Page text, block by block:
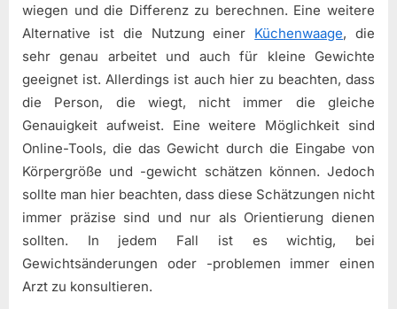
wiegen und die Differenz zu berechnen. Eine weitere
Alternative ist die Nutzung einer Küchenwaage, die
sehr genau arbeitet und auch für kleine Gewichte
geeignet ist. Allerdings ist auch hier zu beachten, dass
die Person, die wiegt, nicht immer die gleiche
Genauigkeit aufweist. Eine weitere Möglichkeit sind
Online-Tools, die das Gewicht durch die Eingabe von
Körpergröße und -gewicht schätzen können. Jedoch
sollte man hier beachten, dass diese Schätzungen nicht
immer präzise sind und nur als Orientierung dienen
sollten. In jedem Fall ist es wichtig, bei
Gewichtsänderungen oder -problemen immer einen
Arzt zu konsultieren.